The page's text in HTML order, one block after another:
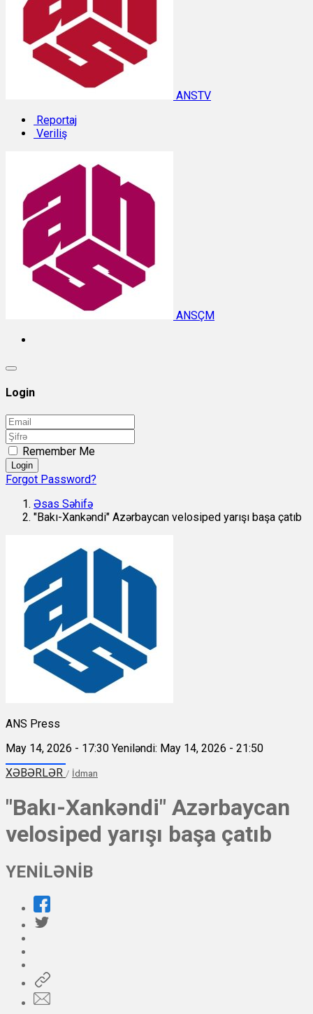
ANSTV
Reportaj
Veriliş
ANSÇM
Login
Remember Me
Login
Forgot Password?
Əsas Səhifə
"Bakı-Xankəndi" Azərbaycan velosiped yarışı başa çatıb
ANS Press
May 14, 2026 - 17:30 Yeniləndi: May 14, 2026 - 21:50
XƏBƏRLƏR / İdman
"Bakı-Xankəndi" Azərbaycan
velosiped yarışı başa çatıb
YENİLƏNİB